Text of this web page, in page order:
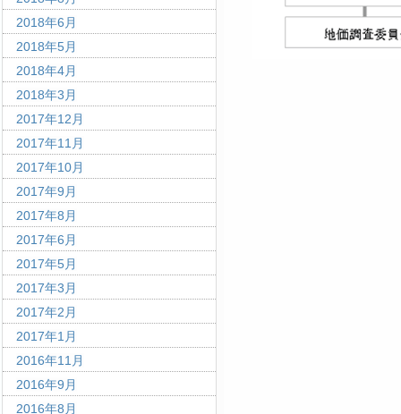
2018年6月
2018年5月
2018年4月
2018年3月
2017年12月
2017年11月
2017年10月
2017年9月
2017年8月
2017年6月
2017年5月
2017年3月
2017年2月
2017年1月
2016年11月
2016年9月
2016年8月